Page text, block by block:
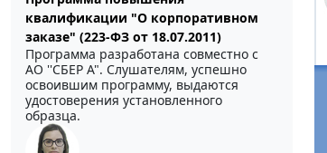
квалификации "О корпоративном
заказе" (223-ФЗ от 18.07.2011)
Программа разработана совместно с
АО ''СБЕР А". Слушателям, успешно
освоившим программу, выдаются
удостоверения установленного
образца.